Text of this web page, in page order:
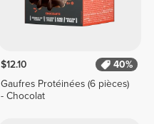
$12.10
40%
Gaufres Protéinées (6 pièces)
- Chocolat